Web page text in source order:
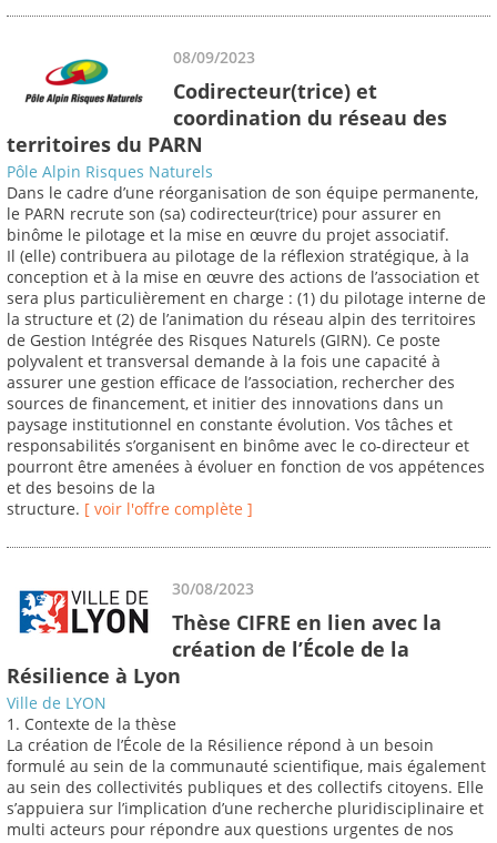
08/09/2023
Codirecteur(trice) et
coordination du réseau des
territoires du PARN
Pôle Alpin Risques Naturels
Dans le cadre d’une réorganisation de son équipe permanente,
le PARN recrute son (sa) codirecteur(trice) pour assurer en
binôme le pilotage et la mise en œuvre du projet associatif.
Il (elle) contribuera au pilotage de la réflexion stratégique, à la
conception et à la mise en œuvre des actions de l’association et
sera plus particulièrement en charge : (1) du pilotage interne de
la structure et (2) de l’animation du réseau alpin des territoires
de Gestion Intégrée des Risques Naturels (GIRN). Ce poste
polyvalent et transversal demande à la fois une capacité à
assurer une gestion efficace de l’association, rechercher des
sources de financement, et initier des innovations dans un
paysage institutionnel en constante évolution. Vos tâches et
responsabilités s’organisent en binôme avec le co-directeur et
pourront être amenées à évoluer en fonction de vos appétences
et des besoins de la
structure. [ voir l'offre complète ]
30/08/2023
Thèse CIFRE en lien avec la
création de l’École de la
Résilience à Lyon
Ville de LYON
1. Contexte de la thèse
La création de l’École de la Résilience répond à un besoin
formulé au sein de la communauté scientifique, mais également
au sein des collectivités publiques et des collectifs citoyens. Elle
s’appuiera sur l’implication d’une recherche pluridisciplinaire et
multi acteurs pour répondre aux questions urgentes de nos